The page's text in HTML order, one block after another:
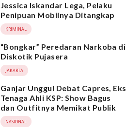
Jessica Iskandar Lega, Pelaku
Penipuan Mobilnya Ditangkap
KRIMINAL
“Bongkar” Peredaran Narkoba di
Diskotik Pujasera
JAKARTA
Ganjar Unggul Debat Capres, Eks
Tenaga Ahli KSP: Show Bagus
dan Outfitnya Memikat Publik
NASIONAL